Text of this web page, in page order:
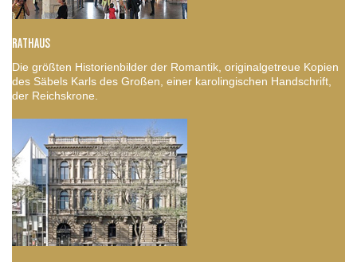
RATHAUS
Die größten Historienbilder der Romantik, originalgetreue Kopien
des Säbels Karls des Großen, einer karolingischen Handschrift,
der Reichskrone.